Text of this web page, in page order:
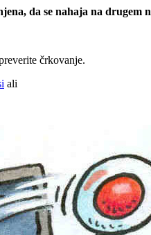
da se nahaja na drugem
črkovanje.
ali